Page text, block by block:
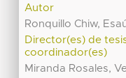
Autor
Ronquillo Chiw,
Director(es) de
coordinador(es)
Miranda Rosales,